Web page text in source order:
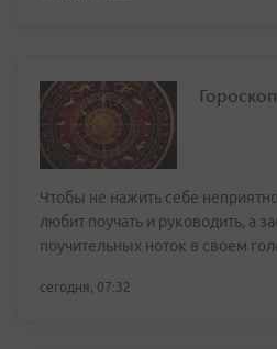
Чтобы не нажить себе
любит поучать и руководить, а
поучительных ноток в своем
сегодня, 07:32